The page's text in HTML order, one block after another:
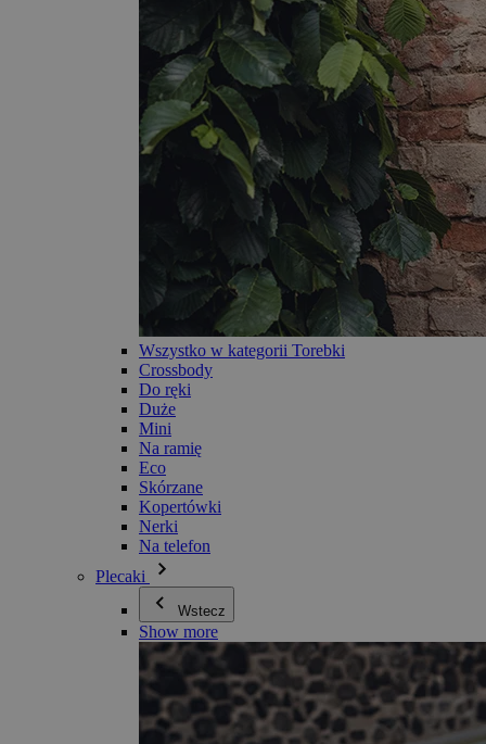
Wszystko w kategorii Torebki
Crossbody
Do ręki
Duże
Mini
Na ramię
Eco
Skórzane
Kopertówki
Nerki
Na telefon
Plecaki
Wstecz
Show more